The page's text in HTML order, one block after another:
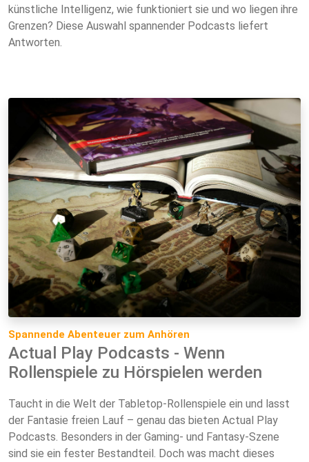
künstliche Intelligenz, wie funktioniert sie und wo liegen ihre
Grenzen? Diese Auswahl spannender Podcasts liefert
Antworten.
Spannende Abenteuer zum Anhören
Actual Play Podcasts - Wenn
Rollenspiele zu Hörspielen werden
Taucht in die Welt der Tabletop-Rollenspiele ein und lasst
der Fantasie freien Lauf – genau das bieten Actual Play
Podcasts. Besonders in der Gaming- und Fantasy-Szene
sind sie ein fester Bestandteil. Doch was macht dieses